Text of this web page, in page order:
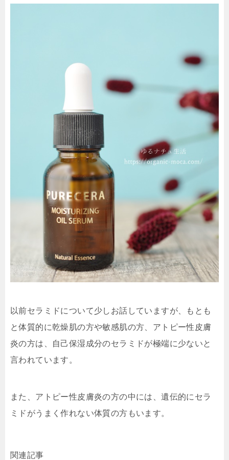
以前セラミドについて少しお話していますが、もとも
と体質的に乾燥肌の方や敏感肌の方、アトピー性皮膚
炎の方は、自己保湿成分のセラミドが極端に少ないと
言われています。
また、アトピー性皮膚炎の方の中には、遺伝的にセラ
ミドがうまく作れない体質の方もいます。
関連記事